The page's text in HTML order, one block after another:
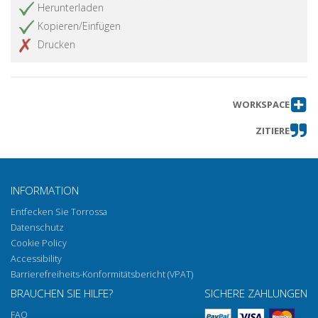
Herunterladen
Kopieren/Einfügen
Drucken
WORKSPACE
ZITIERE
INFORMATION
Entfecken Sie Torrossa
Datenschutz
Cookie Policy
Accessibility
Barrierefreiheits-Konformitätsbericht (VPAT)
BRAUCHEN SIE HILFE?
FAQ
SICHERE ZAHLUNGEN